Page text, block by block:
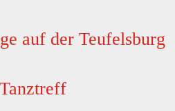
auf der Teufelsburg